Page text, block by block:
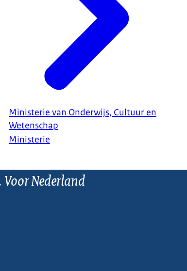
Ministerie van Onderwijs, Cultuur en
Wetenschap
Ministerie
Nederland